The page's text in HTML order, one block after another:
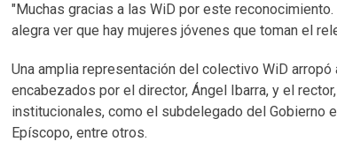
"Muchas gracias a las WiD por este
alegra ver que hay mujeres jóvenes que toman el
Una amplia representación del colectivo WiD
encabezados por el director, Ángel Ibarra, y el
institucionales, como el subdelegado del Gobierno
Epíscopo, entre otros.